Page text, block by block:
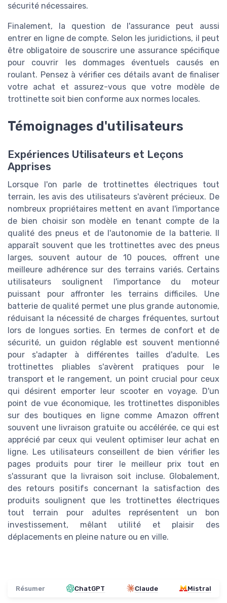
sécurité nécessaires.
Finalement, la question de l'assurance peut aussi
entrer en ligne de compte. Selon les juridictions, il peut
être obligatoire de souscrire une assurance spécifique
pour couvrir les dommages éventuels causés en
roulant. Pensez à vérifier ces détails avant de finaliser
votre achat et assurez-vous que votre modèle de
trottinette soit bien conforme aux normes locales.
Témoignages d'utilisateurs
Expériences Utilisateurs et Leçons
Apprises
Lorsque l'on parle de trottinettes électriques tout
terrain, les avis des utilisateurs s'avèrent précieux. De
nombreux propriétaires mettent en avant l'importance
de bien choisir son modèle en tenant compte de la
qualité des pneus et de l'autonomie de la batterie. Il
apparaît souvent que les trottinettes avec des pneus
larges, souvent autour de 10 pouces, offrent une
meilleure adhérence sur des terrains variés. Certains
utilisateurs soulignent l'importance du moteur
puissant pour affronter les terrains difficiles. Une
batterie de qualité permet une plus grande autonomie,
réduisant la nécessité de charges fréquentes, surtout
lors de longues sorties. En termes de confort et de
sécurité, un guidon réglable est souvent mentionné
pour s'adapter à différentes tailles d'adulte. Les
trottinettes pliables s'avèrent pratiques pour le
transport et le rangement, un point crucial pour ceux
qui désirent emporter leur scooter en voyage. D'un
point de vue économique, les trottinettes disponibles
sur des boutiques en ligne comme Amazon offrent
souvent une livraison gratuite ou accélérée, ce qui est
apprécié par ceux qui veulent optimiser leur achat en
ligne. Les utilisateurs conseillent de bien vérifier les
pages produits pour tirer le meilleur prix tout en
s'assurant que la livraison soit incluse. Globalement,
des retours positifs concernant la satisfaction des
produits soulignent que les trottinettes électriques
tout terrain pour adultes représentent un bon
investissement, mêlant utilité et plaisir des
déplacements en pleine nature ou en ville.
Résumer ChatGPT Claude Mistral